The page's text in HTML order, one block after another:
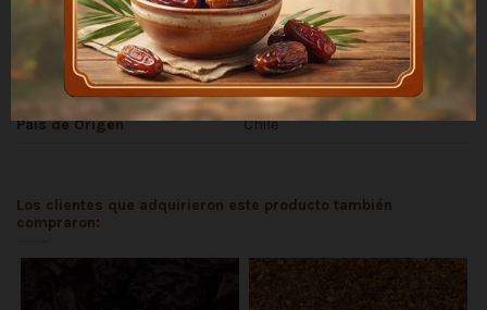
Producto
Almendras naturales
Contenido Neto
250 g
Marca
Tostaduría Talca
País de Origen
Chile
Los clientes que adquirieron este producto también
compraron: